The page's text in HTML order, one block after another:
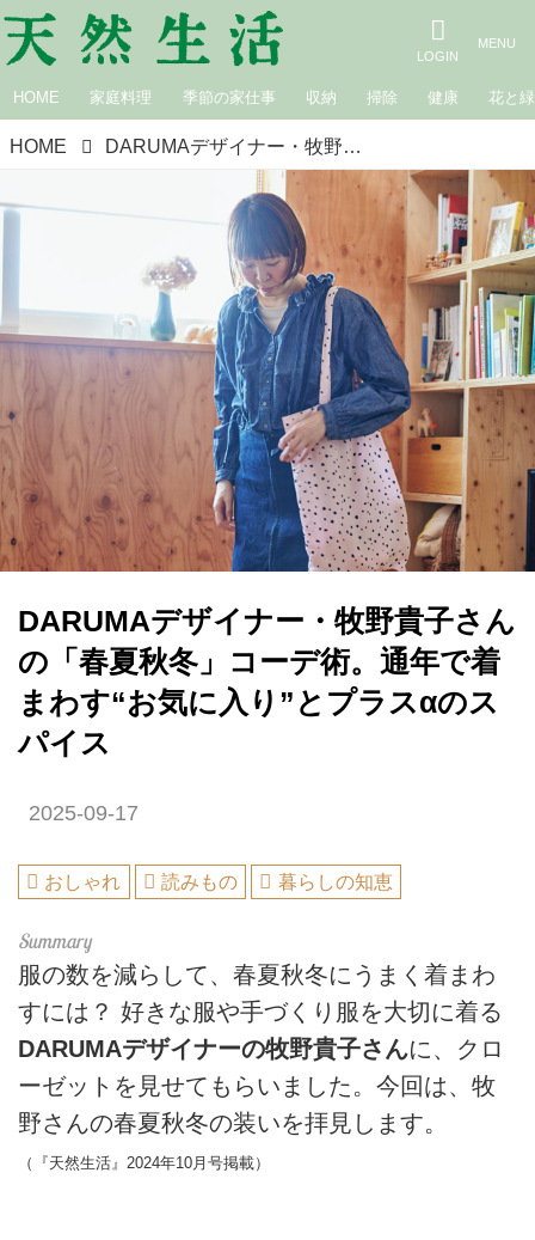
HOME 家庭料理 季節の家仕事 収納 掃除 健康 花と緑
HOME DARUMAデザイナー・牧野貴子さんの「春夏秋冬」コーデ術。通年で着まわす“お気に入り”とプラスαのスパイス
DARUMAデザイナー・牧野貴子さん
の「春夏秋冬」コーデ術。通年で着
まわす“お気に入り”とプラスαのス
パイス
2025-09-17
おしゃれ 読みもの 暮らしの知恵
服の数を減らして、春夏秋冬にうまく着まわ
すには？ 好きな服や手づくり服を大切に着る
DARUMAデザイナーの牧野貴子さんに、クロ
ーゼットを見せてもらいました。今回は、牧
野さんの春夏秋冬の装いを拝見します。
（『天然生活』2024年10月号掲載）